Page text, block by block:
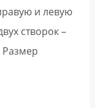
и левую
створок –